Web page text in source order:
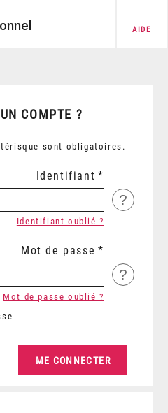
AIDE
COMPTE ?
sont obligatoires.
Identifiant
?
Identifiant oublié ?
Mot de passe
?
Mot de passe oublié ?